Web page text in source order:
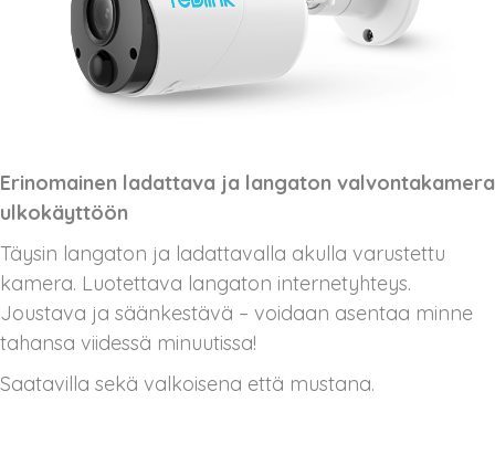
Erinomainen ladattava ja langaton valvontakamera
ulkokäyttöön
Täysin langaton ja ladattavalla akulla varustettu
kamera. Luotettava langaton internetyhteys.
Joustava ja säänkestävä – voidaan asentaa minne
tahansa viidessä minuutissa!
Saatavilla sekä valkoisena että mustana.